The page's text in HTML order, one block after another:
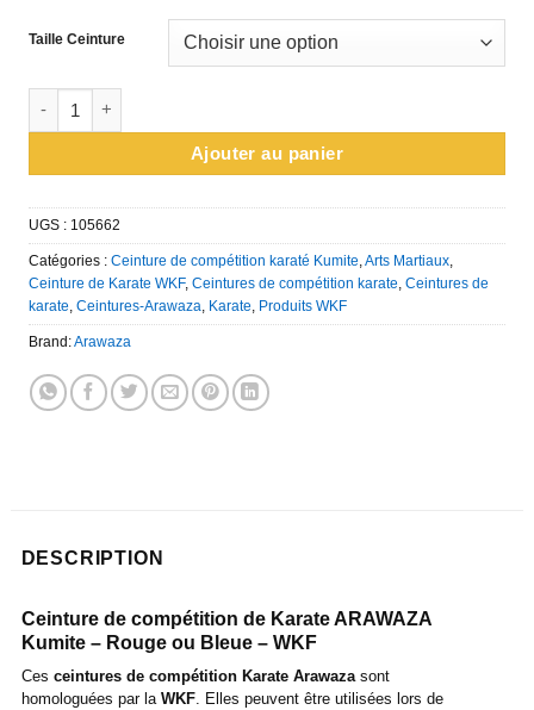
Taille Ceinture
Ajouter au panier
UGS : 105662
Catégories : Ceinture de compétition karaté Kumite,Arts Martiaux,
Ceinture de Karate WKF, Ceintures de compétition karate, Ceintures de
karate, Ceintures-Arawaza, Karate, Produits WKF
Brand:Arawaza
DESCRIPTION
Ceinture de compétition de Karate ARAWAZA
Kumite – Rouge ou Bleue – WKF
Ces ceintures de compétition Karate Arawazasont
homologuées par la WKF. Elles peuvent être utilisées lors de